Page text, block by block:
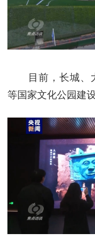
目前，长城、大
等国家文化公园建